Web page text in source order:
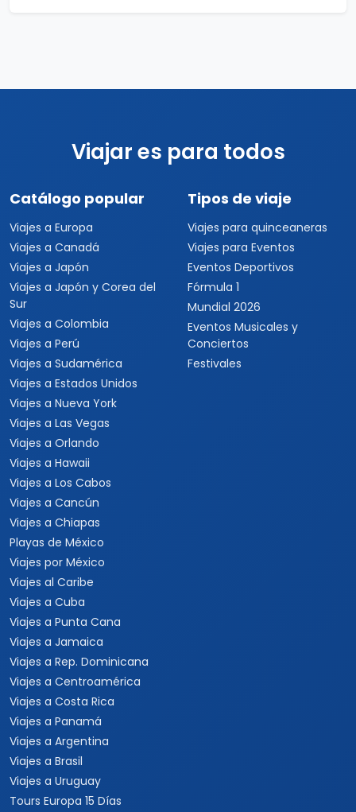
Viajar es para todos
Catálogo popular
Viajes a Europa
Viajes a Canadá
Viajes a Japón
Viajes a Japón y Corea del
Sur
Viajes a Colombia
Viajes a Perú
Viajes a Sudamérica
Viajes a Estados Unidos
Viajes a Nueva York
Viajes a Las Vegas
Viajes a Orlando
Viajes a Hawaii
Viajes a Los Cabos
Viajes a Cancún
Viajes a Chiapas
Playas de México
Viajes por México
Viajes al Caribe
Viajes a Cuba
Viajes a Punta Cana
Viajes a Jamaica
Viajes a Rep. Dominicana
Viajes a Centroamérica
Viajes a Costa Rica
Viajes a Panamá
Viajes a Argentina
Viajes a Brasil
Viajes a Uruguay
Tours Europa 15 Días
Tipos de viaje
Viajes para quinceaneras
Viajes para Eventos
Eventos Deportivos
Fórmula 1
Mundial 2026
Eventos Musicales y
Conciertos
Festivales